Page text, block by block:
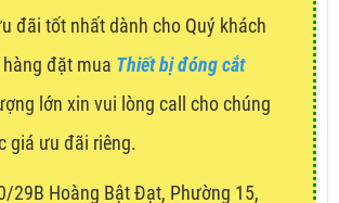
đãi tốt nhất dành cho Quý khách
đặt mua Thiết bị đóng cắt
lớn xin vui lòng call cho chúng
giá ưu đãi riêng.
29B Hoàng Bật Đạt, Phường 15,